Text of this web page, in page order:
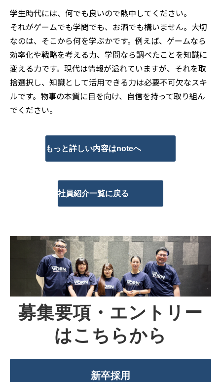
学生時代には、何でも良いので熱中してください。
それがゲームでも学問でも、お酒でも構いません。大切
なのは、そこから何を学ぶかです。例えば、ゲームなら
効率化や戦略を考える力、学問なら調べたことを知識に
変える力です。現代は情報が溢れていますが、それを取
捨選択し、知識として活用できる力は必要不可欠なスキ
ルです。物事の本質に目を向け、自信を持って取り組ん
でください。
もっと詳しい内容はnoteへ
社員紹介一覧に戻る
募集要項・エントリー
はこちらから
新卒採用